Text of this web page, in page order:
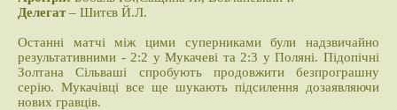
Делегат– Шитєв Й.Л.
Останні матчі між цими суперниками були надзвичайно
результативними - 2:2 у Мукачеві та 2:3 у Поляні. Підопічні
Золтана Сільваші спробують продовжити безпрограшну
серію. Мукачівці все ще шукають підсилення дозаявляючи
нових гравців.